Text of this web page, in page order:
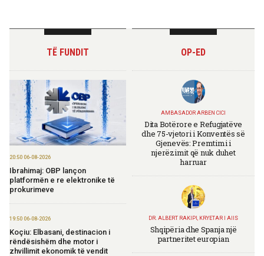
TË FUNDIT
20:50 06-08-2026
Ibrahimaj: OBP lançon
platformën e re elektronike të
prokurimeve
19:50 06-08-2026
Koçiu: Elbasani, destinacion i
rëndësishëm dhe motor i
zhvillimit ekonomik të vendit
OP-ED
AMBASADOR ARBEN CICI
Dita Botërore e Refugjatëve
dhe 75-vjetori i Konventës së
Gjenevës: Premtimi i
njerëzimit që nuk duhet
harruar
DR. ALBERT RAKIPI, KRYETAR I AIIS
Shqipëria dhe Spanja një
partneritet europian